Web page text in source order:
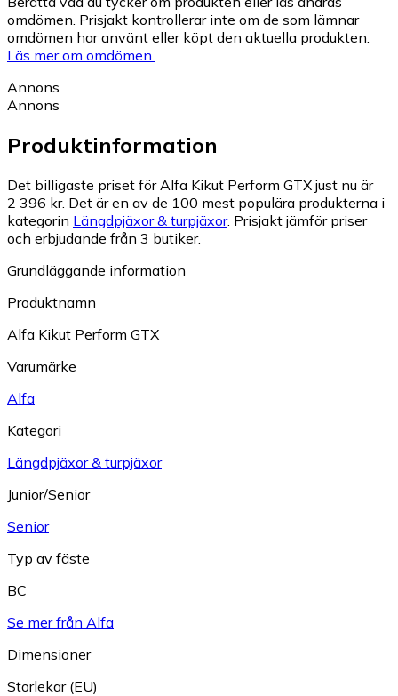
omdömen. Prisjakt kontrollerar inte om de som lämnar
omdömen har använt eller köpt den aktuella produkten.
Läs mer om omdömen.
Annons
Annons
Produktinformation
Det billigaste priset för Alfa Kikut Perform GTX just nu är
2 396 kr. Det är en av de 100 mest populära produkterna i
kategorin Längdpjäxor & turpjäxor. Prisjakt jämför priser
och erbjudande från 3 butiker.
Grundläggande information
Produktnamn
Alfa Kikut Perform GTX
Varumärke
Alfa
Kategori
Längdpjäxor & turpjäxor
Junior/Senior
Senior
Typ av fäste
BC
Se mer från Alfa
Dimensioner
Storlekar (EU)